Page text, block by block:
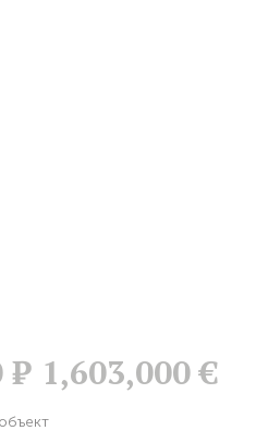
Р 1,603,000 €